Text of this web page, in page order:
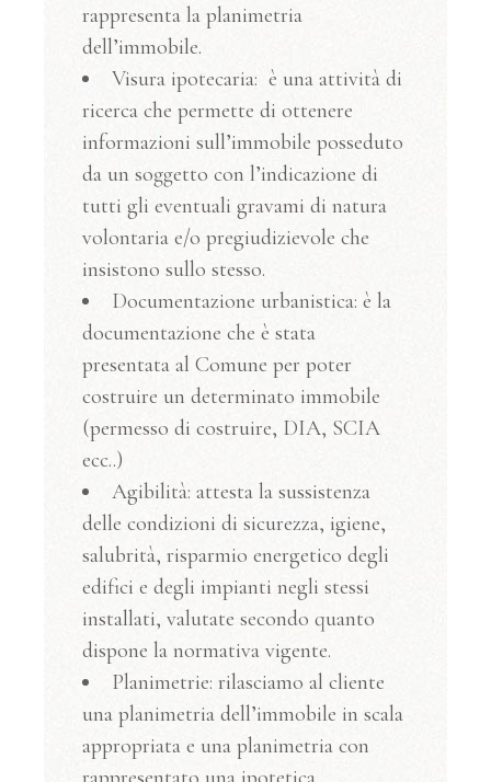
rappresenta la planimetria
dell’immobile.
Visura ipotecaria: è una attività di
ricerca che permette di ottenere
informazioni sull’immobile posseduto
da un soggetto con l’indicazione di
tutti gli eventuali gravami di natura
volontaria e/o pregiudizievole che
insistono sullo stesso.
Documentazione urbanistica: è la
documentazione che è stata
presentata al Comune per poter
costruire un determinato immobile
(permesso di costruire, DIA, SCIA
ecc..)
Agibilità: attesta la sussistenza
delle condizioni di sicurezza, igiene,
salubrità, risparmio energetico degli
edifici e degli impianti negli stessi
installati, valutate secondo quanto
dispone la normativa vigente.
Planimetrie: rilasciamo al cliente
una planimetria dell’immobile in scala
appropriata e una planimetria con